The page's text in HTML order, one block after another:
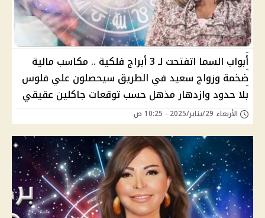
أبواب السما اتفتحت لـ 3 أبراج فلكية .. مكاسب مالية
ضخمة وزواج سعيد في الطريق سيحصلون علي فلوس
بلا حدود وازدهار مذهل حسب توقعات جاكلين عقيقي
الأربعاء 29/يناير/2025 - 10:25 ص